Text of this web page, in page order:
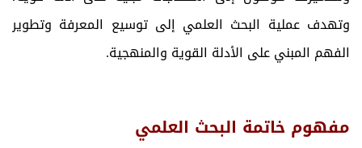
وتهدف عملية البحث العلمي إلى توسيع المعرفة وتطوير
الفهم المبني على الأدلة القوية والمنهجية.
مفهوم خاتمة البحث العلمي